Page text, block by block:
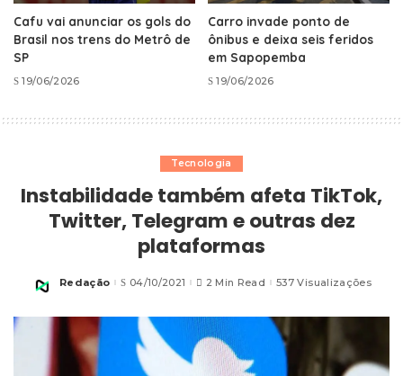
Cafu vai anunciar os gols do
Brasil nos trens do Metrô de
SP
19/06/2026
Carro invade ponto de
ônibus e deixa seis feridos
em Sapopemba
19/06/2026
Tecnologia
Instabilidade também afeta TikTok,
Twitter, Telegram e outras dez
plataformas
Posted
Redação 04/10/2021 2 Min Read 537 Visualizações